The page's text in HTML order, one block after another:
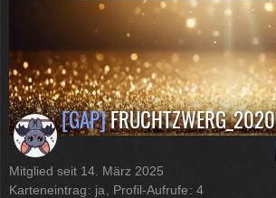
[GAP]FRUCHTZWERG_2020
Mitglied seit 14. März 2025
Karteneintrag
ja Profil-Aufrufe 4